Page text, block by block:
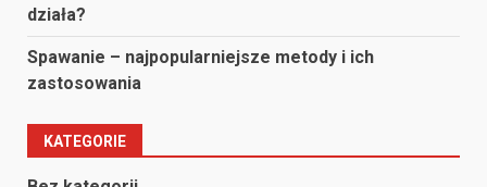
działa?
Spawanie – najpopularniejsze metody i ich
zastosowania
KATEGORIE